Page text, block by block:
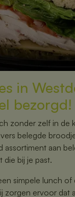
in
bezorgd!
zonder zelf in de
belegde
assortiment aan
die bij je past.
simpele lunch of
ervoor dat